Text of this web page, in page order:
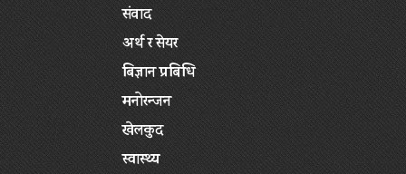
संवाद
अर्थ र सेयर
बिज्ञान प्रबिधि
मनोरन्जन
खेलकुद
स्वास्थ्य